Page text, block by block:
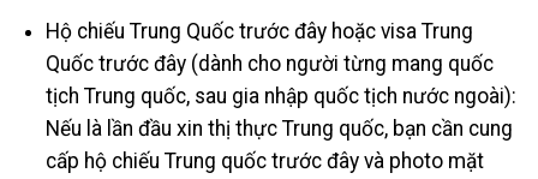
Hộ chiếu Trung Quốc trước đây hoặc visa Trung
Quốc trước đây (dành cho người từng mang quốc
tịch Trung quốc, sau gia nhập quốc tịch nước ngoài):
Nếu là lần đầu xin thị thực Trung quốc, bạn cần cung
cấp hộ chiếu Trung quốc trước đây và photo mặt